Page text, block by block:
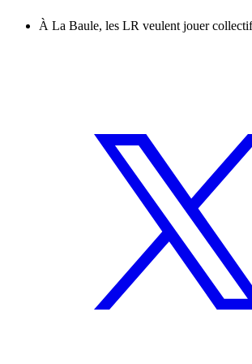
À La Baule, les LR veulent jouer collectif